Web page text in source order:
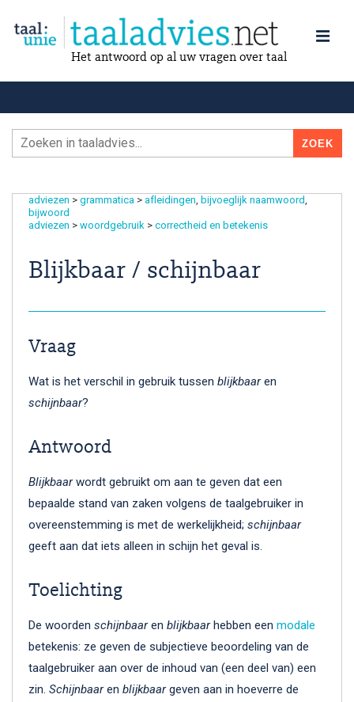
Het antwoord op al uw vragen over taal
adviezen > grammatica > afleidingen bijvoeglijk naamwoord
bijwoord
adviezen > woordgebruik > correctheid en betekenis
Blijkbaar / schijnbaar
Vraag
Wat is het verschil in gebruik tussen blijkbaaren
schijnbaar?
Antwoord
Blijkbaarwordt gebruikt om aan te geven dat een
bepaalde stand van zaken volgens de taalgebruiker in
overeenstemming is met de werkelijkheid; schijnbaar
geeft aan dat iets alleen in schijn het geval is.
Toelichting
De woorden schijnbaaren blijkbaarhebben een modale
betekenis: ze geven de subjectieve beoordeling van de
taalgebruiker aan over de inhoud van (een deel van) een
zin. Schijnbaaren blijkbaargeven aan in hoeverre de